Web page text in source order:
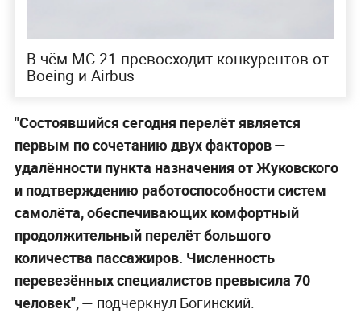
В чём МС-21 превосходит конкурентов от
Boeing и Airbus
"Состоявшийся сегодня перелёт является
первым по сочетанию двух факторов —
удалённости пункта назначения от Жуковского
и подтверждению работоспособности систем
самолёта, обеспечивающих комфортный
продолжительный перелёт большого
количества пассажиров. Численность
перевезённых специалистов превысила 70
человек", — подчеркнул Богинский.